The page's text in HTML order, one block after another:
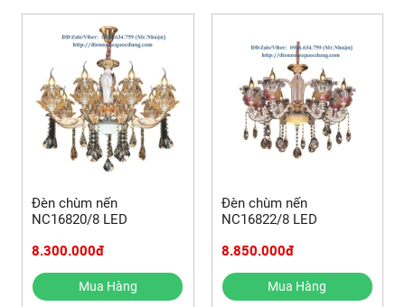
Đèn chùm nến
NC16820/8 LED
8.300.000đ
Mua Hàng
Đèn chùm nến
NC16822/8 LED
8.850.000đ
Mua Hàng